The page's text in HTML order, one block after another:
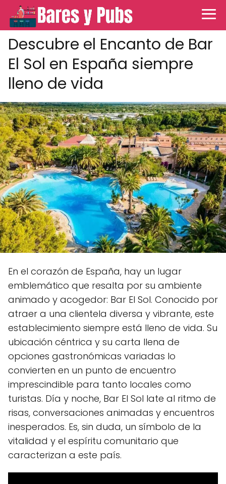
Descubre el Encanto de Bar
El Sol en España siempre
lleno de vida
En el corazón de España, hay un lugar
emblemático que resalta por su ambiente
animado y acogedor: Bar El Sol. Conocido por
atraer a una clientela diversa y vibrante, este
establecimiento siempre está lleno de vida. Su
ubicación céntrica y su carta llena de
opciones gastronómicas variadas lo
convierten en un punto de encuentro
imprescindible para tanto locales como
turistas. Día y noche, Bar El Sol late al ritmo de
risas, conversaciones animadas y encuentros
inesperados. Es, sin duda, un símbolo de la
vitalidad y el espíritu comunitario que
caracterizan a este país.